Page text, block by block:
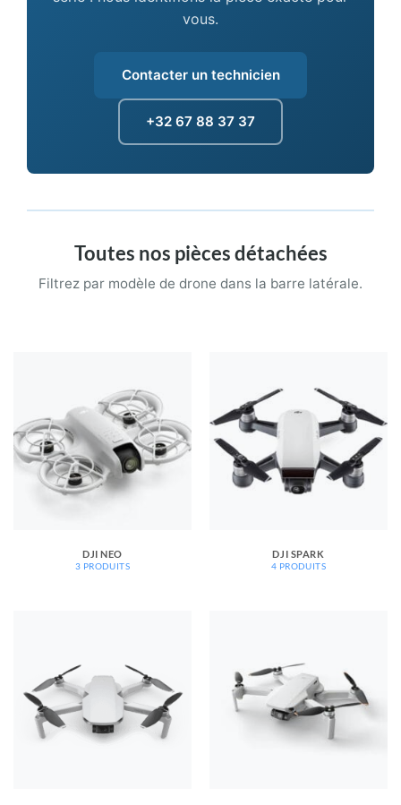
vous.
Contacter un technicien
+32 67 88 37 37
Toutes nos pièces détachées
Filtrez par modèle de drone dans la barre latérale.
DJI NEO
3 PRODUITS
DJI SPARK
4 PRODUITS